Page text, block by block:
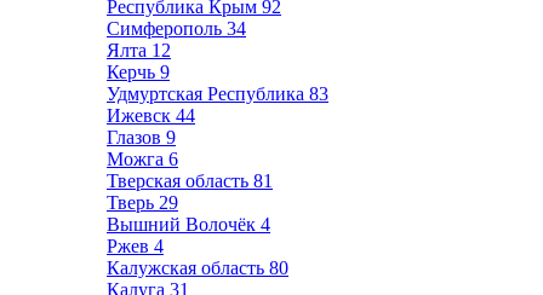
Республика Крым 92
Симферополь 34
Ялта 12
Керчь 9
Удмуртская Республика 83
Ижевск 44
Глазов 9
Можга 6
Тверская область 81
Тверь 29
Вышний Волочёк 4
Ржев 4
Калужская область 80
Калуга 31